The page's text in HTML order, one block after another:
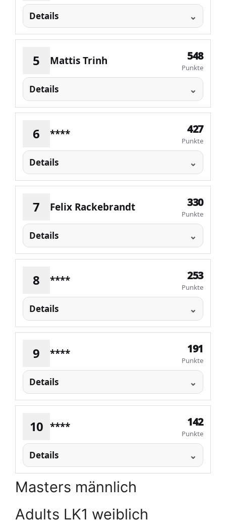
Details
5 Mattis Trinh 548
Punkte
Details
6 **** 427
Punkte
Details
7 Felix Rackebrandt 330
Punkte
Details
8 **** 253
Punkte
Details
9 **** 191
Punkte
Details
10 **** 142
Punkte
Details
Masters männlich
Adults LK1 weiblich